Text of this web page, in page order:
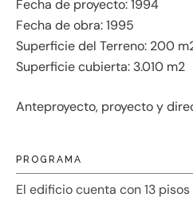
Fecha de proyecto: 1994
Fecha de obra: 1995
Superficie del Terreno: 200
Superficie cubierta: 3.010 m2
Anteproyecto, proyecto y
PROGRAMA
El edificio cuenta con 13